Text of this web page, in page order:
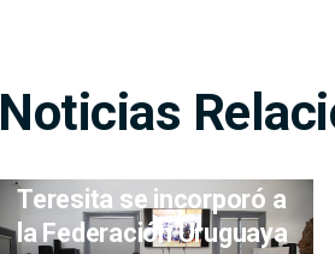
Noticias
Teresita se incorporó a
la Federación Uruguaya